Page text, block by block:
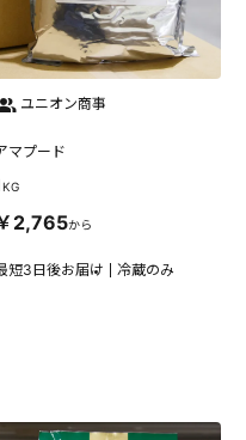
ユニオン商事
マプード
KG
2,765から
短3日後お届け 冷蔵のみ